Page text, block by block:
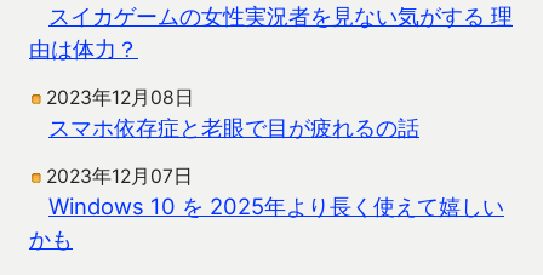
スイカゲームの女性実況者を見ない気がする 理
由は体力？
2023年12月08日
スマホ依存症と老眼で目が疲れるの話
2023年12月07日
Windows 10 を 2025年より長く使えて嬉しい
かも